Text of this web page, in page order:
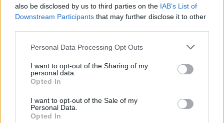
also be disclosed by us to third parties on the IAB’s List of
Downstream Participants that may further disclose it to other
Personal Data Processing Opt Outs
I want to opt-out of the Sharing of my
personal data.
Opted In
I want to opt-out of the Sale of my
Personal Data.
Opted In
Τάσεις
Όταν η παιδική ηλικία γίνεται content
strategy